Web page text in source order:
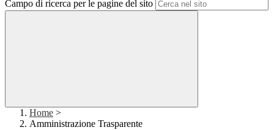
Campo di ricerca per le pagine del sito
Home >
Amministrazione Trasparente